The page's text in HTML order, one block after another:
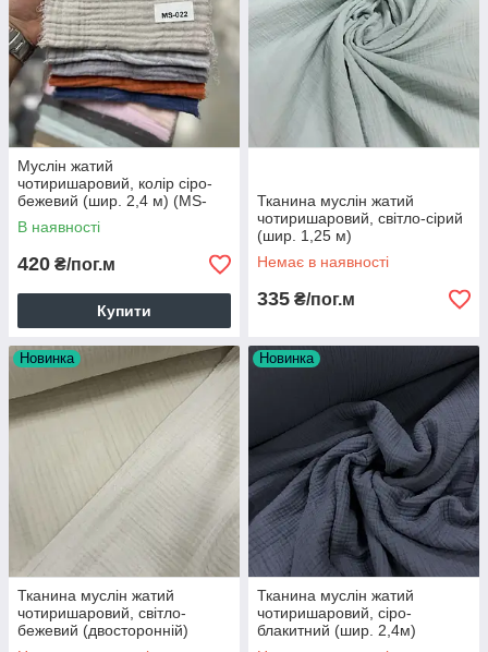
Муслін жатий
чотиришаровий, колір сіро-
бежевий (шир. 2,4 м) (MS-
022)
В наявності
420 ₴/пог.м
Купити
Тканина муслін жатий
чотиришаровий, світло-сірий
(шир. 1,25 м)
Немає в наявності
335 ₴/пог.м
Новинка
Тканина муслін жатий
чотиришаровий, світло-
бежевий (двосторонній)
(шир. 1,9м)
Новинка
Тканина муслін жатий
чотиришаровий, сіро-
блакитний (шир. 2,4м)